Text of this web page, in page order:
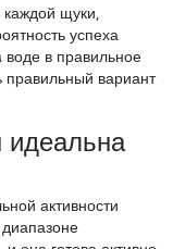
щуки,
успеха
воде в правильное
вариант
идеальна
активности